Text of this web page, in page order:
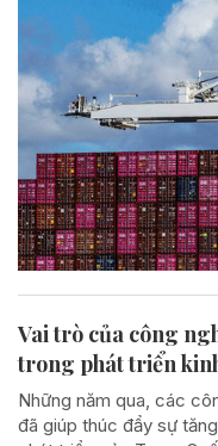
Vai trò của công
trong phát triển
Những năm qua, các
đã giúp thúc đẩy sự